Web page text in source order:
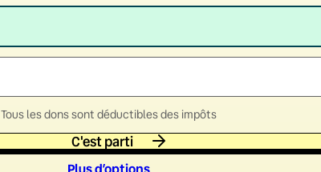
Tous les dons sont déductibles des impôts
C'est parti
Plus d’options